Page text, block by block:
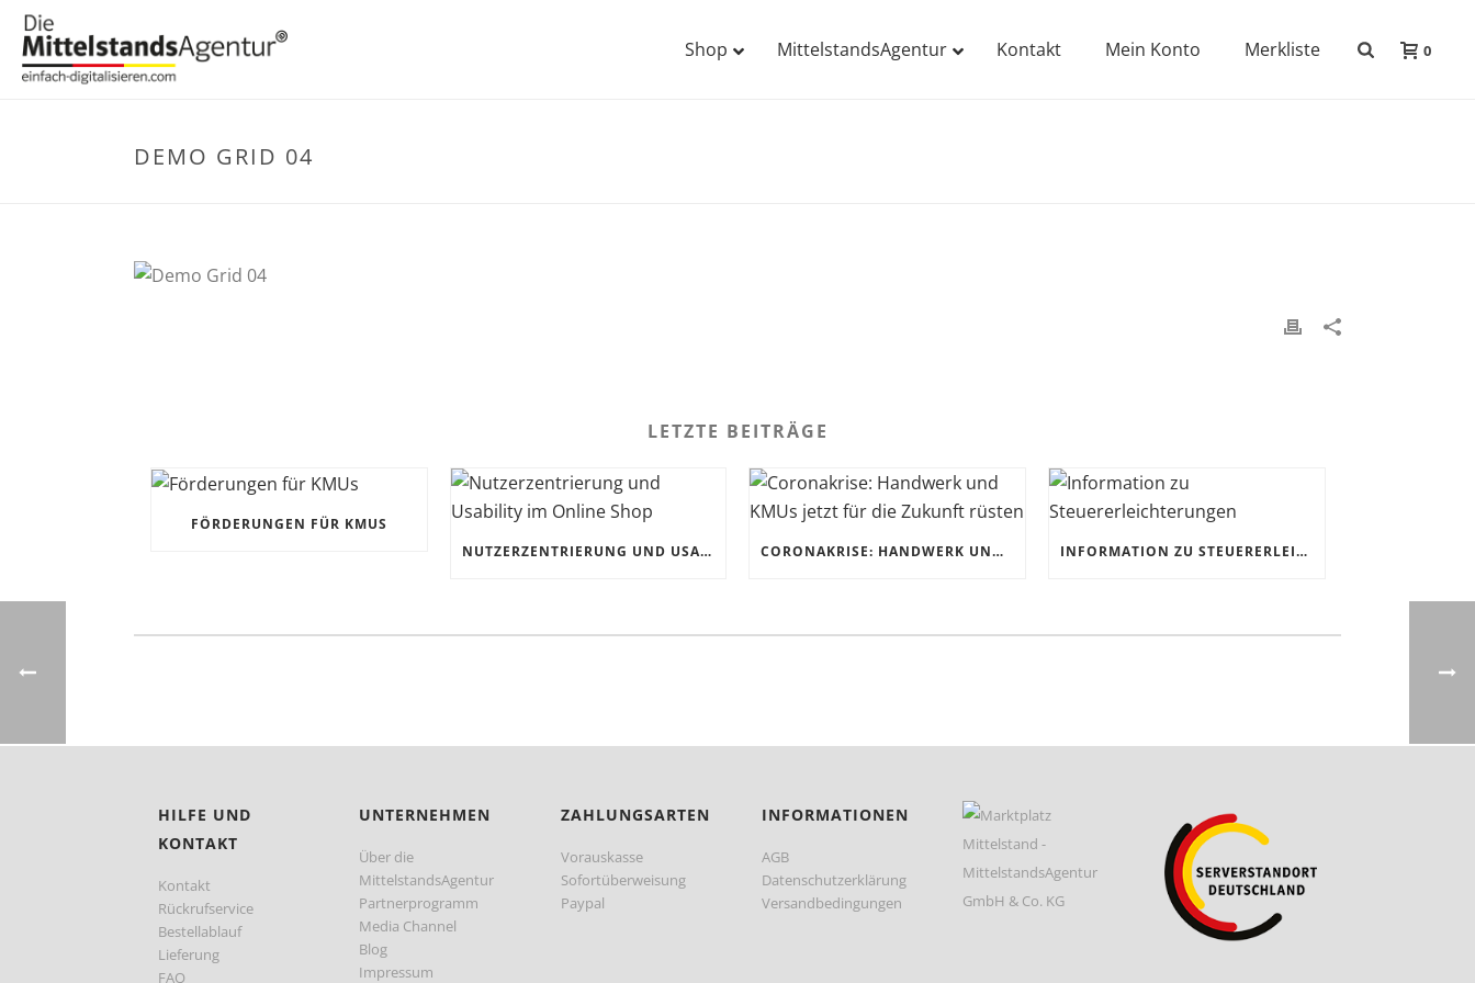
Shop MittelstandsAgentur Kontakt Mein Konto Merkliste 0
DEMO GRID 04
LETZTE BEITRÄGE
FÖRDERUNGEN FÜR KMUS
NUTZERZENTRIERUNG UND USABILITY IM ONLINE SHOP
CORONAKRISE: HANDWERK UND KMUS JETZT FÜR DIE ZUKUNFT RÜSTEN INFORMATION ZU STEUERERLEICHTERUNGEN
HILFE UND
KONTAKT
Kontakt
Rückrufservice
Bestellablauf
Lieferung
FAQ
UNTERNEHMEN
Über die
MittelstandsAgentur
Partnerprogramm
Media Channel
Blog
Impressum
ZAHLUNGSARTEN
Vorauskasse
Sofortüberweisung
Paypal
INFORMATIONEN
AGB
Datenschutzerklärung
Versandbedingungen